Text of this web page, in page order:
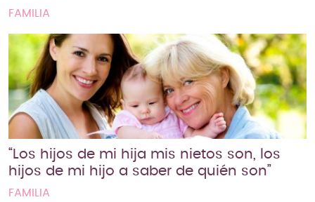
FAMILIA
“Los hijos de mi hija mis nietos son, los
hijos de mi hijo a saber de quién son”
FAMILIA